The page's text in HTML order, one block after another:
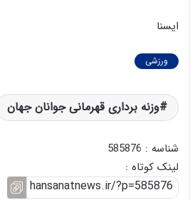
ایسنا
ورزشی
وزنه برداری قهرمانی جوانان جهان
شناسه : 585876
لینک کوتاه :